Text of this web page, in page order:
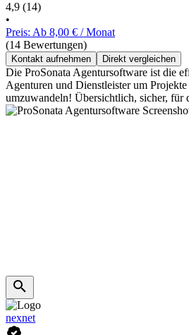
4,9 (14)
•
Preis: Ab 8,00 € / Monat
(14 Bewertungen)
Kontakt aufnehmen Direkt vergleichen
Die ProSonata Agentursoftware ist die
Agenturen und Dienstleister um
umzuwandeln! Übersichtlich, sicher, für
nexnet